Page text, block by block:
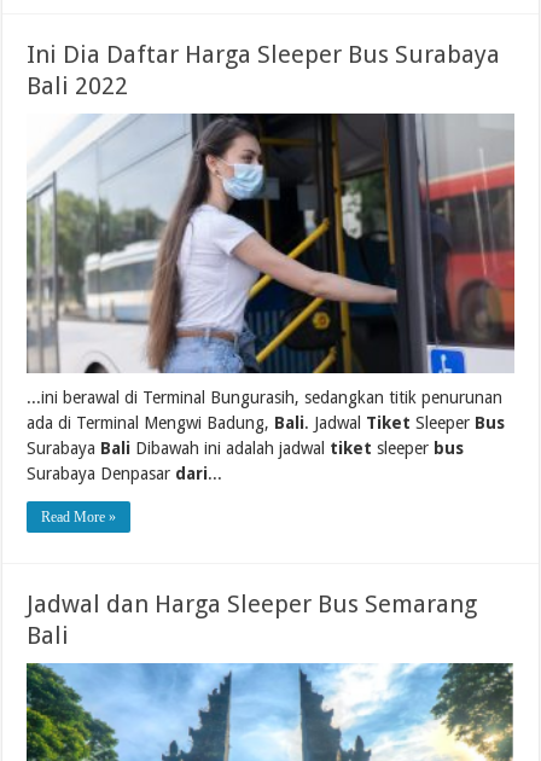
Ini Dia Daftar Harga Sleeper Bus Surabaya
Bali 2022
...ini berawal di Terminal Bungurasih, sedangkan titik penurunan
ada di Terminal Mengwi Badung, Bali. Jadwal Tiket Sleeper Bus
Surabaya Bali Dibawah ini adalah jadwal tiket sleeper bus
Surabaya Denpasar dari...
Read More »
Jadwal dan Harga Sleeper Bus Semarang
Bali